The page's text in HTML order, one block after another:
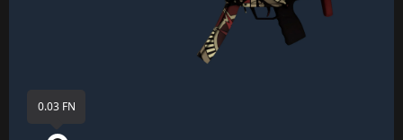
0.03 FN